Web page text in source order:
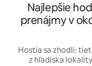
Najlepšie
prenájmy v
Hostia sa zhodli:
z hľadiska